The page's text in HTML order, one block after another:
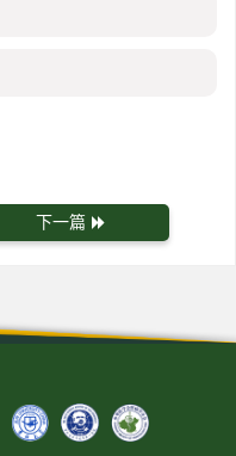
下一篇